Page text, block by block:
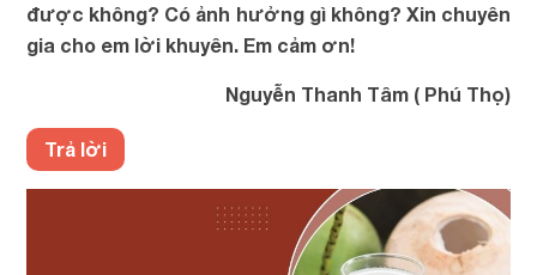
được không? Có ảnh hưởng gì không? Xin chuyên
gia cho em lời khuyên. Em cảm ơn!
Nguyễn Thanh Tâm ( Phú Thọ)
Trả lời